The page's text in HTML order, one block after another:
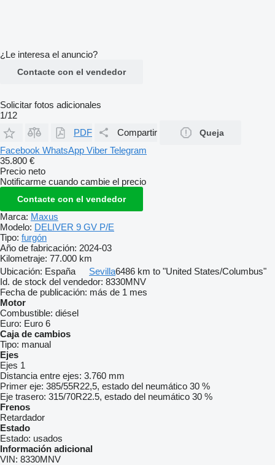
¿Le interesa el anuncio?
Contacte con el vendedor
Solicitar fotos adicionales
1/12
PDF
Compartir Queja
Facebook WhatsApp Viber Telegram
35.800 €
Precio neto
Notificarme cuando cambie el precio
Contacte con el vendedor
Marca: Maxus
Modelo: DELIVER 9 GV P/E
Tipo: furgón
Año de fabricación: 2024-03
Kilometraje: 77.000 km
Ubicación: España Sevilla6486 km to "United States/Columbus"
Id. de stock del vendedor: 8330MNV
Fecha de publicación: más de 1 mes
Motor
Combustible: diésel
Euro: Euro 6
Caja de cambios
Tipo: manual
Ejes
Ejes 1
Distancia entre ejes: 3.760 mm
Primer eje: 385/55R22,5, estado del neumático 30 %
Eje trasero: 315/70R22.5, estado del neumático 30 %
Frenos
Retardador
Estado
Estado: usados
Información adicional
VIN: 8330MNV